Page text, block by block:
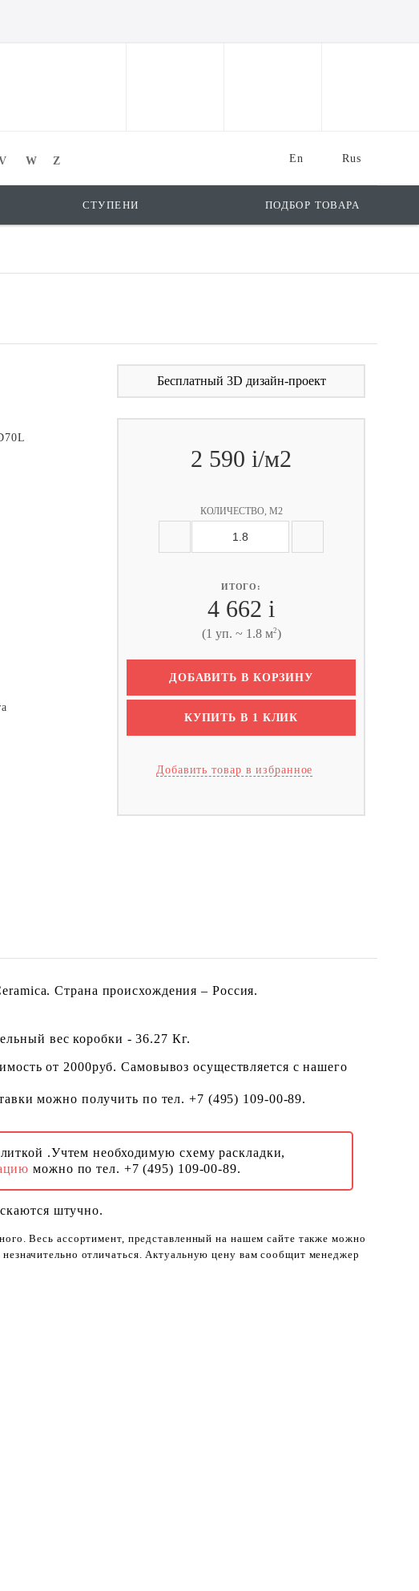
Rus
En
W Z
СТУПЕНИ ПОДБОР ТОВАРА
Бесплатный 3D дизайн-проект
2 590 i/м2
КОЛИЧЕСТВО, М2
ИТОГО:
4 662 i
(1 уп. ~ 1.8 м2)
ДОБАВИТЬ В КОРЗИНУ
КУПИТЬ В 1 КЛИК
Добавить товар в избранное
Страна происхождения – Россия.
вес коробки - 36.27 Кг.
от 2000руб. Самовывоз осуществляется с нашего
можно получить по тел. +7 (495) 109-00-89.
.Учтем необходимую схему раскладки,
можно по тел. +7 (495) 109-00-89.
штучно.
Весь ассортимент, представленный на нашем сайте также можно
отличаться. Актуальную цену вам сообщит менеджер